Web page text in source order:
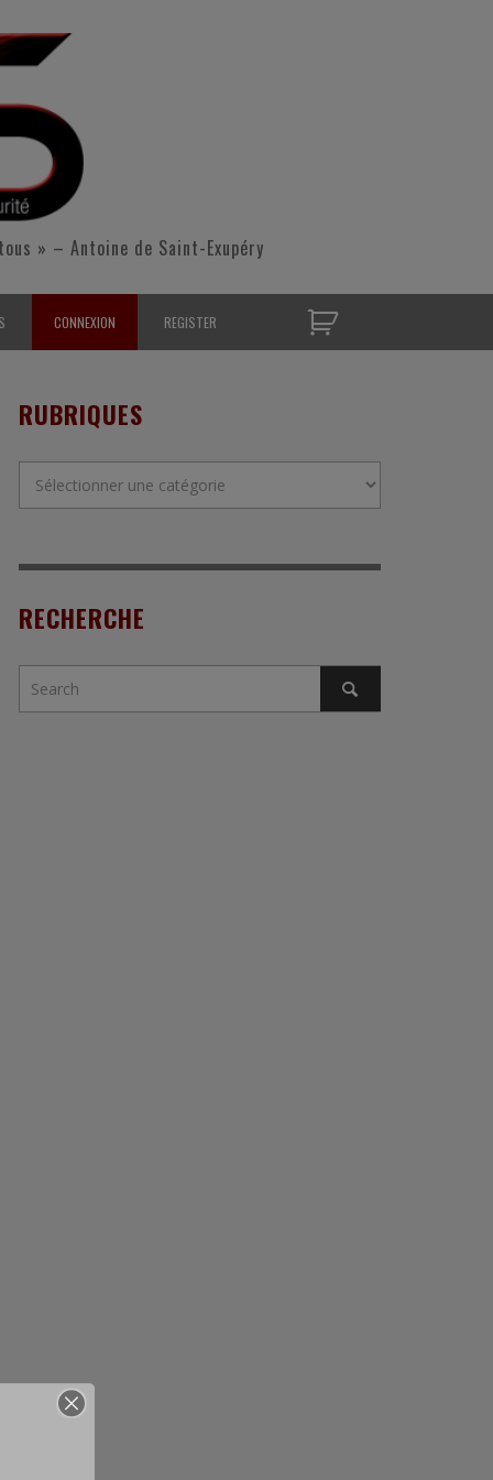
» – Antoine de Saint-Exupéry
CONTACTER
CONNEXION REGISTER
RUBRIQUES
RECHERCHE